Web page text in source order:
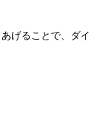
げることで、ダイ